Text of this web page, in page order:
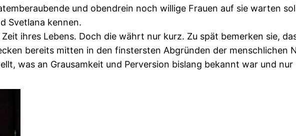
und obendrein noch willige Frauen auf sie warten
Svetlana kennen.
ihres Lebens. Doch die währt nur kurz. Zu spät bemerken sie,
bereits mitten in den finstersten Abgründen der menschlichen
was an Grausamkeit und Perversion bislang bekannt war und